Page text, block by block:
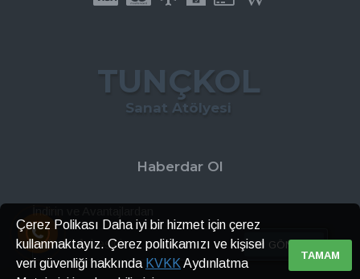
TUNÇKOL
Sanat Atölyesi
Haberdar Ol
İndirin ve Avantajlardan
GÖNDER
TAMAM
Çerez Polikası Daha iyi bir hizmet için çerez
kullanmaktayız. Çerez politikamızı ve kişisel
veri güvenliği hakkında KVKK Aydınlatma